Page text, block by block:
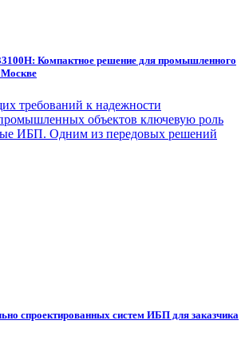
Компактное решение для промышленного
Москве
требований к надежности
объектов ключевую роль
ИБП. Одним из передовых решений
спроектированных систем ИБП для заказчика